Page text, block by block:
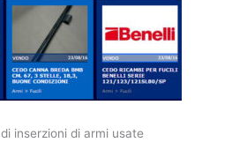
inserzioni di armi usate